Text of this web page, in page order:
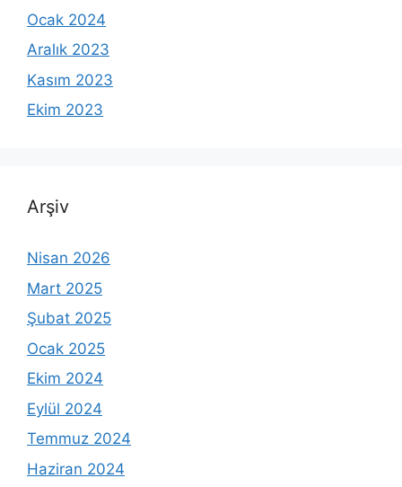
Ocak 2024
Aralık 2023
Kasım 2023
Ekim 2023
Arşiv
Nisan 2026
Mart 2025
Şubat 2025
Ocak 2025
Ekim 2024
Eylül 2024
Temmuz 2024
Haziran 2024